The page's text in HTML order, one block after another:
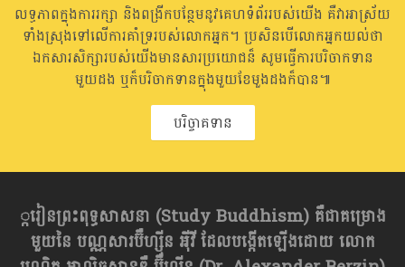
លទ្ធភាពក្នុងការរក្សា និងពង្រីកបន្ថែមនូវគេហទំព័ររបស់យើង គឺវាអាស្រ័យ
ទាំងស្រុងទៅលើការគាំទ្ររបស់លោកអ្នក។ ប្រសិនបើលោកអ្នកយល់ថា
ឯកសារសិក្សារបស់យើងមានសារប្រយោជន៏ សូមធ្វើការបរិចាកទាន
មួយដង ឬក៏បរិចាកទានក្នុងមួយខែមួងដងក៏បាន៕
បរិច្ចាគទាន
្ករៀនព្រះពុទ្ធសាសនា​ (Study Buddhism) គឺជាគម្រោង
មួយនៃ បណ្ណសារប៊ឺហ្សុីន អុីវី ដែលបង្កើតឡើងដោយ លោក